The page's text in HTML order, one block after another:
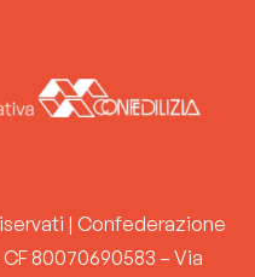
| Confederazione
80070690583 – Via